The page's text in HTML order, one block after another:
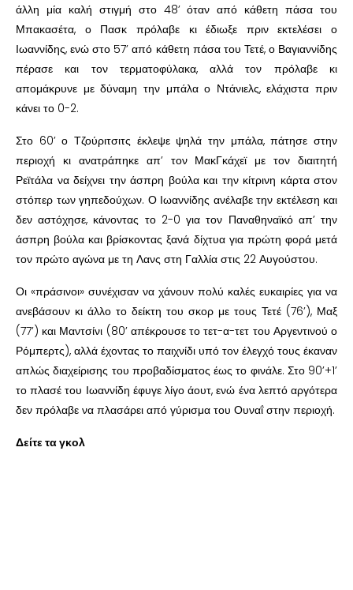
άλλη μία καλή στιγμή στο 48’ όταν από κάθετη πάσα του
Μπακασέτα, ο Πασκ πρόλαβε κι έδιωξε πριν εκτελέσει ο
Ιωαννίδης, ενώ στο 57’ από κάθετη πάσα του Τετέ, ο Βαγιαννίδης
πέρασε και τον τερματοφύλακα, αλλά τον πρόλαβε κι
απομάκρυνε με δύναμη την μπάλα ο Ντάνιελς, ελάχιστα πριν
κάνει το 0-2.
Στο 60’ ο Τζούριτσιτς έκλεψε ψηλά την μπάλα, πάτησε στην
περιοχή κι ανατράπηκε απ’ τον ΜακΓκάχεϊ με τον διαιτητή
Ρεϊτάλα να δείχνει την άσπρη βούλα και την κίτρινη κάρτα στον
στόπερ των γηπεδούχων. Ο Ιωαννίδης ανέλαβε την εκτέλεση και
δεν αστόχησε, κάνοντας το 2-0 για τον Παναθηναϊκό απ’ την
άσπρη βούλα και βρίσκοντας ξανά δίχτυα για πρώτη φορά μετά
τον πρώτο αγώνα με τη Λανς στη Γαλλία στις 22 Αυγούστου.
Οι «πράσινοι» συνέχισαν να χάνουν πολύ καλές ευκαιρίες για να
ανεβάσουν κι άλλο το δείκτη του σκορ με τους Τετέ (76’), Μαξ
(77’) και Μαντσίνι (80’ απέκρουσε το τετ-α-τετ του Αργεντινού ο
Ρόμπερτς), αλλά έχοντας το παιχνίδι υπό τον έλεγχό τους έκαναν
απλώς διαχείρισης του προβαδίσματος έως το φινάλε. Στο 90’+1’
το πλασέ του Ιωαννίδη έφυγε λίγο άουτ, ενώ ένα λεπτό αργότερα
δεν πρόλαβε να πλασάρει από γύρισμα του Ουναΐ στην περιοχή.
Δείτε τα γκολ